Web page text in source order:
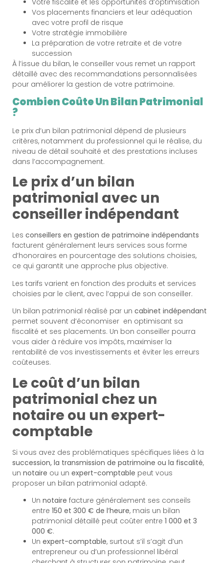
Vos placements financiers et leur adéquation
avec votre profil de risque
Votre stratégie immobilière
La préparation de votre retraite et de votre
succession
À l’issue du bilan, le conseiller vous remet un rapport
détaillé avec des recommandations personnalisées
pour améliorer la gestion de votre patrimoine.
Combien Coûte Un Bilan Patrimonial
?
Le prix d’un bilan patrimonial dépend de plusieurs
critères, notamment du professionnel qui le réalise, du
niveau de détail souhaité et des prestations incluses
dans l’accompagnement.
Le prix d’un bilan
patrimonial avec un
conseiller indépendant
Les conseillers en gestion de patrimoine indépendants
facturent généralement leurs services sous forme
d’honoraires en pourcentage des solutions choisies,
ce qui garantit une approche plus objective.
Les tarifs varient en fonction des produits et services
choisies par le client, avec l’appui de son conseiller.
Un bilan patrimonial réalisé par un cabinet indépendant
permet souvent d’économiser en optimisant sa
fiscalité et ses placements. Un bon conseiller pourra
vous aider à réduire vos impôts, maximiser la
rentabilité de vos investissements et éviter les erreurs
coûteuses.
Le coût d’un bilan
patrimonial chez un
notaire ou un expert-
comptable
Si vous avez des problématiques spécifiques liées à la
succession, la transmission de patrimoine ou la fiscalité,
un notaire ou un expert-comptable peut vous
proposer un bilan patrimonial adapté.
Un notaire facture généralement ses conseils
entre 150 et 300 € de l’heure, mais un bilan
patrimonial détaillé peut coûter entre 1 000 et 3
000 €.
Un expert-comptable, surtout s’il s’agit d’un
entrepreneur ou d’un professionnel libéral